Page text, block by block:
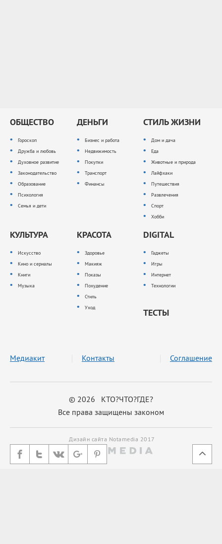
ОБЩЕСТВО
Гороскоп
Дружба и любовь
Духовное развитие
Законодательство
Образование
Психология
Семья и дети
ДЕНЬГИ
Бизнес и работа
Недвижимость
Покупки
Транспорт
Финансы
СТИЛЬ ЖИЗНИ
Дом и дача
Еда
Животные и природа
Лайфхаки
Путешествия
Развлечения
Спорт
Хобби
КУЛЬТУРА
Искусство
Кино и сериалы
Книги
Музыка
КРАСОТА
Здоровье
Макияж
Показы
Похудение
Стиль
Уход
DIGITAL
Гаджеты
Игры
Интернет
Технологии
ТЕСТЫ
© 2026 КТО?ЧТО?ГДЕ?
Все права защищены законом
Медиакит Контакты Соглашение
Дизайн сайта Notamedia 2017